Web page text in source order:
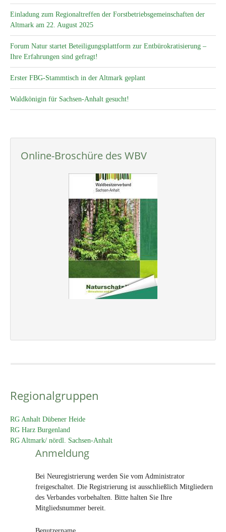
Einladung zum Regionaltreffen der Forstbetriebsgemeinschaften der
Altmark am 22. August 2025
Forum Natur startet Beteiligungsplattform zur Entbürokratisierung –
Ihre Erfahrungen sind gefragt!
Erster FBG-Stammtisch in der Altmark geplant
Waldkönigin für Sachsen-Anhalt gesucht!
Online-Broschüre des WBV
Regionalgruppen
RG Anhalt Dübener Heide
RG Harz Burgenland
RG Altmark/ nördl. Sachsen-Anhalt
Anmeldung
Bei Neuregistrierung werden Sie vom Administrator
freigeschaltet. Die Registrierung ist ausschließlich Mitgliedern
des Verbandes vorbehalten. Bitte halten Sie Ihre
Mitgliedsnummer bereit.